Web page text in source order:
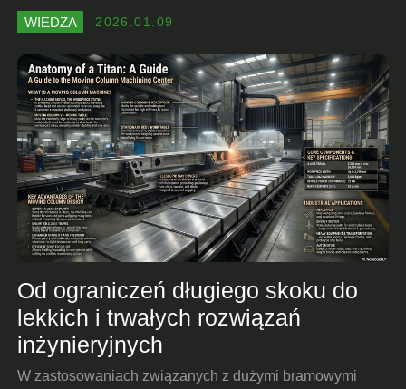
2026.01.09
WIEDZA
Od ograniczeń długiego skoku do
lekkich i trwałych rozwiązań
inżynieryjnych
W zastosowaniach związanych z dużymi bramowymi